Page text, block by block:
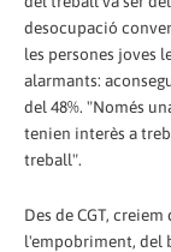
desocupació
les persones joves
alarmants:
del 48%. "Només
tenien interès a
treball".
Des de CGT,
l'empobriment, del